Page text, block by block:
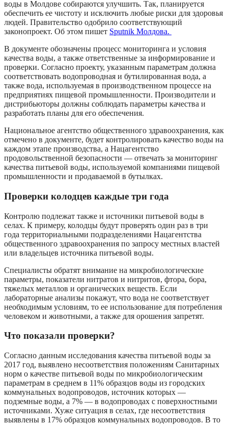
воды в Молдове собираются улучшить. Так, планируется
обеспечить ее чистоту и исключить любые риски для здоровья
людей. Правительство одобрило соответствующий
законопроект. Об этом пишет Sputnik Молдова.
В документе обозначены процесс мониторинга и условия
качества воды, а также ответственные за информирование и
проверки. Согласно проекту, указанным параметрам должна
соответствовать водопроводная и бутилированная вода, а
также вода, используемая в производственном процессе на
предприятиях пищевой промышленности. Производители и
дистрибьюторы должны соблюдать параметры качества и
разработать планы для его обеспечения.
Национальное агентство общественного здравоохранения, как
отмечено в документе, будет контролировать качество воды на
каждом этапе производства, а Нацагентство
продовольственной безопасности — отвечать за мониторинг
качества питьевой воды, используемой компаниями пищевой
промышленности и продаваемой в бутылках.
Проверки колодцев каждые три года
Контролю подлежат также и источники питьевой воды в
селах. К примеру, колодцы будут проверять один раз в три
года территориальными подразделениями Нацагентства
общественного здравоохранения по запросу местных властей
или владельцев источника питьевой воды.
Специалисты обратят внимание на микробиологические
параметры, показатели нитратов и нитритов, фтора, бора,
тяжелых металлов и органических веществ. Если
лабораторные анализы покажут, что вода не соответствует
необходимым условиям, то ее использование для потребления
человеком и животными, а также для орошения запретят.
Что показали проверки?
Согласно данным исследования качества питьевой воды за
2017 год, выявлено несоответствия положениям Санитарных
норм о качестве питьевой воды по микробиологическим
параметрам в среднем в 11% образцов воды из городских
коммунальных водопроводов, источник которых —
подземные воды, а 7% — в водопроводах с поверхностными
источниками. Хуже ситуация в селах, где несоответствия
выявлены в 17% образцов коммунальных водопроводов. В то